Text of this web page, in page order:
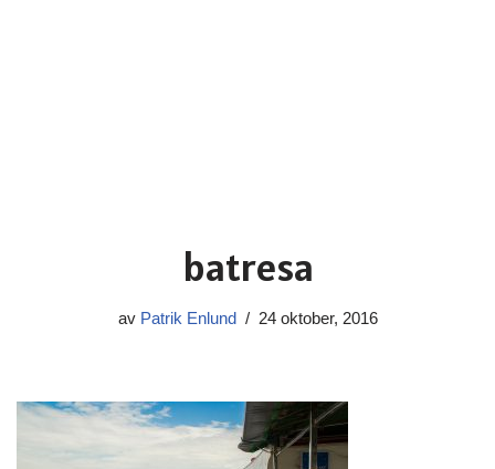
batresa
av Patrik Enlund 24 oktober, 2016